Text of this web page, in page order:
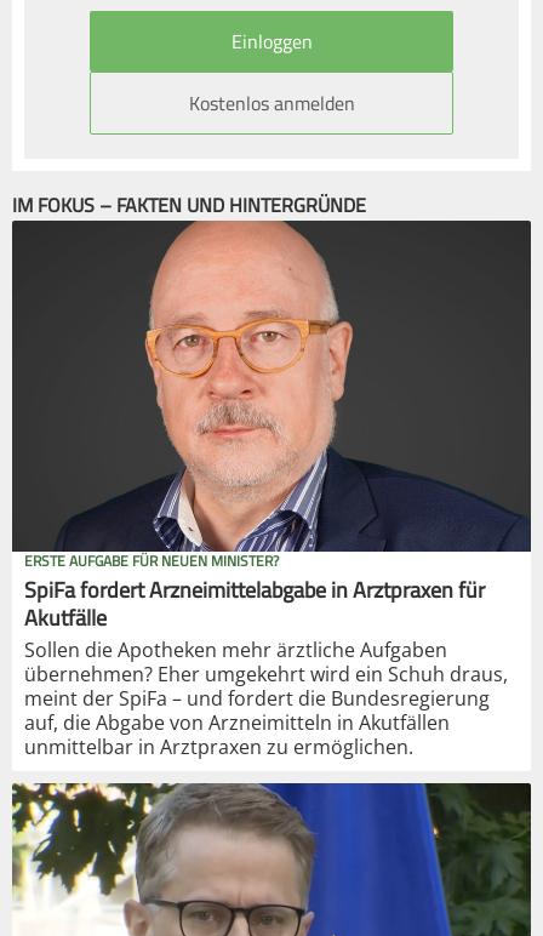
Kostenlos anmelden
IM FOKUS – FAKTEN UND HINTERGRÜNDE
ERSTE AUFGABE FÜR NEUEN MINISTER?
SpiFa fordert Arzneimittelabgabe in Arztpraxen für
Akutfälle
Sollen die Apotheken mehr ärztliche Aufgaben
übernehmen? Eher umgekehrt wird ein Schuh draus,
meint der SpiFa – und fordert die Bundesregierung
auf, die Abgabe von Arzneimitteln in Akutfällen
unmittelbar in Arztpraxen zu ermöglichen.